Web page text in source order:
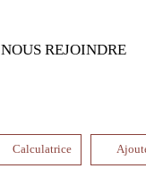
NOUS REJOINDRE
Calculatrice